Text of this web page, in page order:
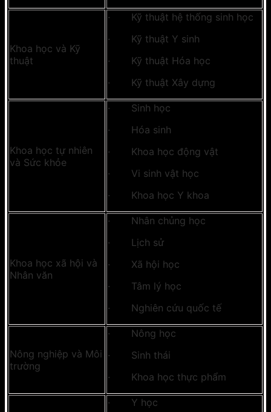
Khoa học và Kỹ
thuật
· Kỹ thuật hệ thống sinh học
· Kỹ thuật Y sinh
· Kỹ thuật Hóa học
· Kỹ thuật Xây dựng
Khoa học tự nhiên
và Sức khỏe
· Sinh học
· Hóa sinh
· Khoa học động vật
· Vi sinh vật học
· Khoa học Y khoa
Khoa học xã hội và
Nhân văn
· Nhân chủng học
· Lịch sử
· Xã hội học
· Tâm lý học
· Nghiên cứu quốc tế
Nông nghiệp và Môi
trường
· Nông học
· Sinh thái
· Khoa học thực phẩm
· Y học